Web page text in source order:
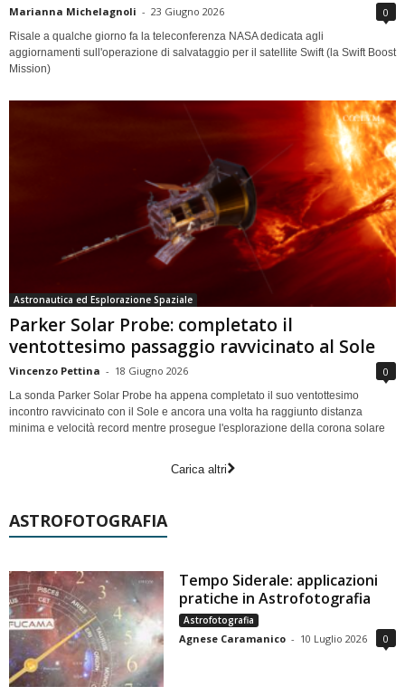
Marianna Michelagnoli - 23 Giugno 2026 0
Risale a qualche giorno fa la teleconferenza NASA dedicata agli
aggiornamenti sull'operazione di salvataggio per il satellite Swift (la Swift Boost
Mission)
Astronautica ed Esplorazione Spaziale
Parker Solar Probe: completato il
ventottesimo passaggio ravvicinato al Sole
Vincenzo Pettina - 18 Giugno 2026 0
La sonda Parker Solar Probe ha appena completato il suo ventottesimo
incontro ravvicinato con il Sole e ancora una volta ha raggiunto distanza
minima e velocità record mentre prosegue l'esplorazione della corona solare
Carica altri
ASTROFOTOGRAFIA
Tempo Siderale: applicazioni
pratiche in Astrofotografia
Astrofotografia
Agnese Caramanico - 10 Luglio 2026 0